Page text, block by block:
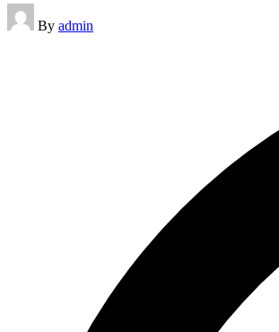
Posted
by
By admin